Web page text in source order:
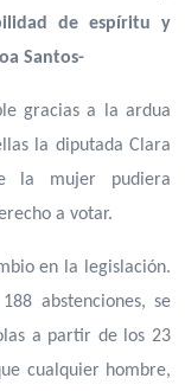
de espíritu y
Santos-
gracias a la ardua
la diputada Clara
la mujer pudiera
a votar.
en la legislación.
abstenciones, se
a partir de los 23
cualquier hombre,